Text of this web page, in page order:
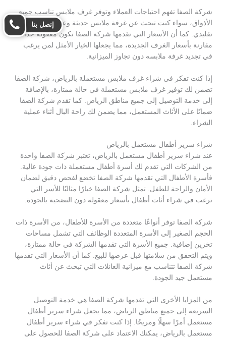
شركة الصفا تفهم احتياجات العملاء وتوفر غرف ملابس تناسب جميع
الأذواق، سواء كنت تبحث عن غرفة ملابس حديثة وعصرية أو تصميم
تقليدي. كما أن الأسعار التي تقدمها شركة الصفا تكون معقولة جدًا
مقارنة بأسعار الغرف الجديدة، مما يجعلها الخيار الأمثل لمن يرغب
في تجديد غرفة ملابسه دون تجاوز الميزانية.
إذا كنت تفكر في شراء غرف ملابس مستعملة بالرياض، شركة الصفا
تضمن لك توفير غرف ملابس مستعملة في حالة ممتازة، بالإضافة
إلى خدمة التوصيل إلى جميع مناطق الرياض. كما تقدم شركة الصفا
ضمانًا على الأثاث المستعمل، مما يضمن لك راحة البال أثناء عملية
الشراء.
شراء سرير أطفال مستعمل بالرياض
عند شراء سرير أطفال مستعمل بالرياض، تعتبر شركة الصفا واحدة
من الشركات التي تقدم لك أسرة أطفال مستعملة ذات جودة عالية.
فأسرة الأطفال التي تقدمها شركة الصفا تخضع لفحص دقيق لضمان
الأمان والراحة للطفل. تمثل شركة الصفا خيارًا مثاليًا للأسر التي
ترغب في شراء أثاث أطفال بأسعار معقولة دون التضحية بالجودة.
شركة الصفا توفر أنواعًا متعددة من الأسرة للأطفال، من الأسرة ذات
الحجم الصغير إلى الأسرة المتعددة الوظائف التي تشمل مساحات
تخزين إضافية. جميع الأسرة التي تقدمها الشركة في حالة ممتازة،
ويتم التحقق من سلامتها قبل عرضها للبيع. كما أن الأسعار التي تقدمها
شركة الصفا تتناسب مع ميزانية العائلات التي تبحث عن أثاث
مستعمل جيد الجودة.
من المزايا الأخرى التي تقدمها شركة الصفا هي خدمة التوصيل
السريعة إلى جميع مناطق الرياض، مما يجعل شراء سرير أطفال
مستعمل أمرًا سهلًا ومريحًا. إذا كنت تفكر في شراء سرير أطفال
مستعمل بالرياض، يمكنك الاعتماد على شركة الصفا للحصول على
إتصل بنا